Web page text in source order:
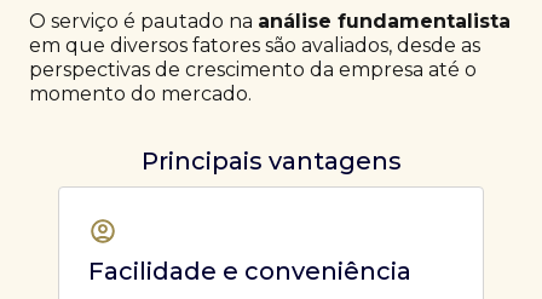
O serviço é pautado na análise fundamentalista
em que diversos fatores são avaliados, desde as
perspectivas de crescimento da empresa até o
momento do mercado.
Principais vantagens
Facilidade e conveniência